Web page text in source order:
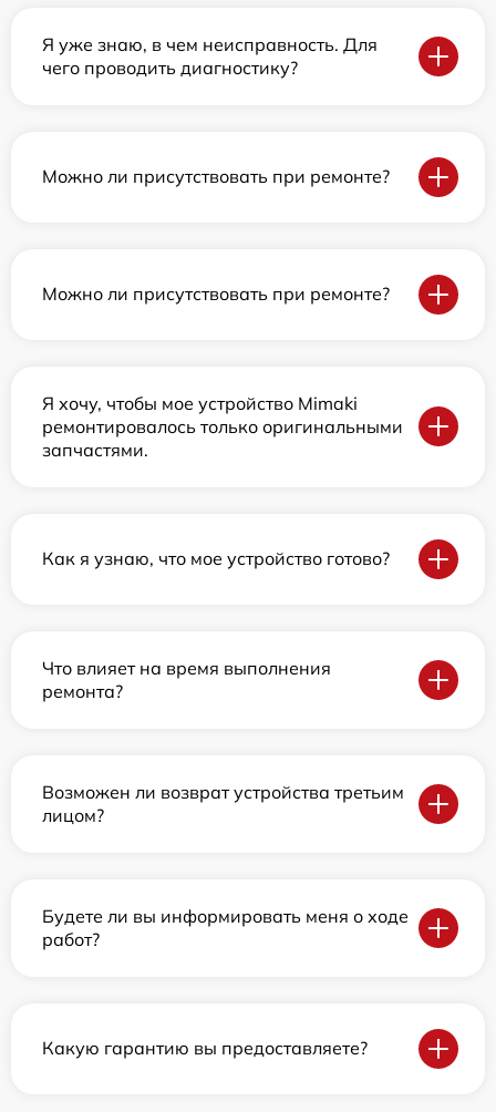
Я уже знаю, в чем неисправность. Для
чего проводить диагностику?
Можно ли присутствовать при ремонте?
Можно ли присутствовать при ремонте?
Я хочу, чтобы мое устройство Mimaki
ремонтировалось только оригинальными
запчастями.
Как я узнаю, что мое устройство готово?
Что влияет на время выполнения
ремонта?
Возможен ли возврат устройства третьим
лицом?
Будете ли вы информировать меня о ходе
работ?
Какую гарантию вы предоставляете?